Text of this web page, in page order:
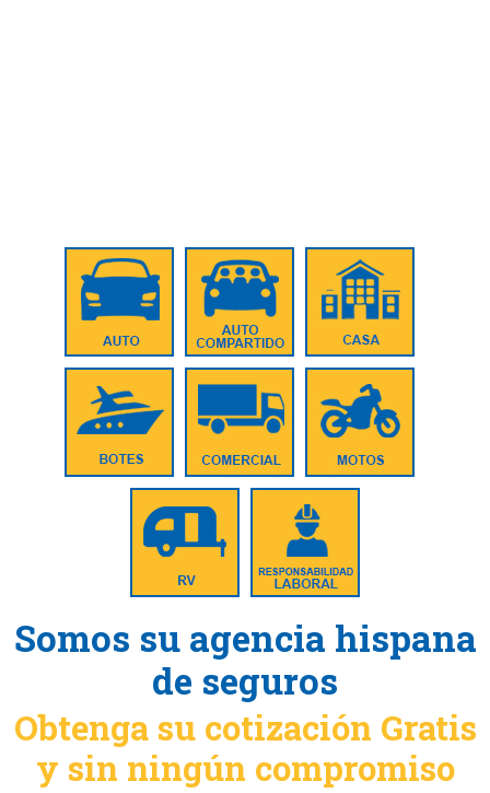
Somos su agencia hispana
de seguros
Obtenga su cotización Gratis
y sin ningún compromiso